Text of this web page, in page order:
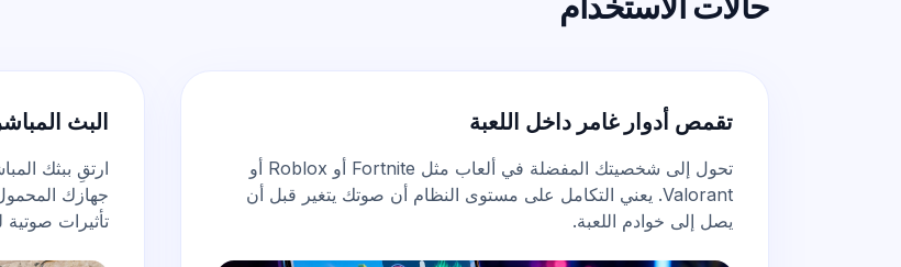
تقمص أدوار غامر داخل اللعبة
تحول إلى شخصيتك المفضلة في ألعاب مثل Fortnite أو Roblox أو
Valorant. يعني التكامل على مستوى النظام أن صوتك يتغير قبل أن
يصل إلى خوادم اللعبة.
البث
تأثيرات صوتية